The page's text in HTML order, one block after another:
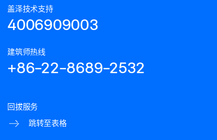
盖泽技术支持
4006909003
建筑师热线
+86-22-8689-2532
回拔服务
跳转至表格